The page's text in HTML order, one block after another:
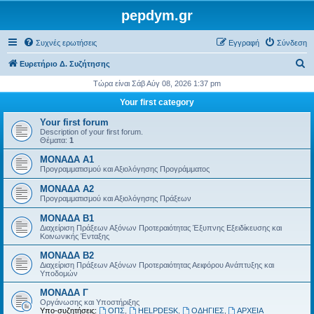
pepdym.gr
Συχνές ερωτήσεις Σύνδεση
Εγγραφή
Ευρετήριο Δ. Συζήτησης
ζ
τ
σ
Τώρα είναι Σάβ Αύγ 08, 2026 1:37 pm
Your first category
Your first forum
Description of your first forum.
Θέματα: 1
ΜΟΝΑΔΑ Α1
Προγραμματισμού και Αξιολόγησης Προγράμματος
ΜΟΝΑΔΑ Α2
Προγραμματισμού και Αξιολόγησης Πράξεων
ΜΟΝΑΔΑ Β1
Διαχείριση Πράξεων Αξόνων Προτεραιότητας Έξυπνης Εξειδίκευσης και
Κοινωνικής Ένταξης
ΜΟΝΑΔΑ Β2
Διαχείριση Πράξεων Αξόνων Προτεραιότητας Αειφόρου Ανάπτυξης και
Υποδομών
ΜΟΝΑΔΑ Γ
Οργάνωσης και Υποστήριξης
Υπο-συζητήσεις:
ΟΠΣ HELPDESK, ΟΔΗΓΙΕΣ ΑΡΧΕΙΑ